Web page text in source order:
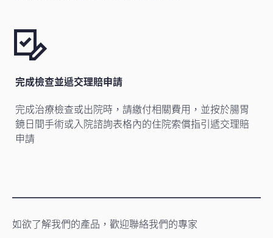
完成檢查並遞交理賠申請
完成治療檢查或出院時，請繳付相關費用，並按於腸胃
鏡日間手術或入院諮詢表格內的住院索償指引遞交理賠
申請
如欲了解我們的產品，歡迎聯絡我們的專家